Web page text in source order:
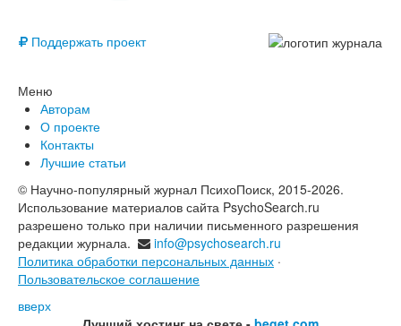
Поддержать проект
Меню
Авторам
О проекте
Контакты
Лучшие статьи
© Научно-популярный журнал ПсихоПоиск, 2015-2026.
Использование материалов сайта PsychoSearch.ru
разрешено только при наличии письменного разрешения
редакции журнала.
info@psychosearch.ru
Политика обработки персональных данных ·
Пользовательское соглашение
вверх